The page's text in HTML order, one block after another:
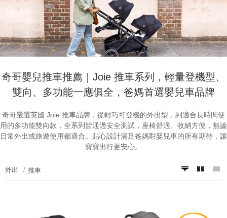
奇哥嬰兒推車推薦｜Joie 推車系列，輕量登機型、
雙向、多功能一應俱全，爸媽首選嬰兒車品牌
奇哥嚴選英國 Joie 推車品牌，從輕巧可登機的外出型，到適合長時間使
用的多功能雙向款，全系列皆通過安全測試，座椅舒適、收納方便，無論
日常外出或旅遊使用都適合。貼心設計滿足爸媽對嬰兒車的所有期待，讓
寶寶出行更安心。
外出 推車